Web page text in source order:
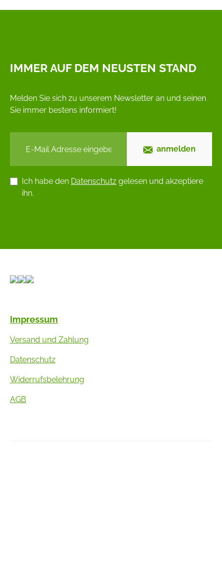
IMMER AUF DEM NEUSTEN STAND
Melden Sie sich zu unserem Newsletter an und seinen
Sie immer bestens informiert!
anmelden
Ich habe den Datenschutz gelesen und akzeptiere
ihn.
Impressum
Versand und Zahlung
Datenschutz
Widerrufsbelehrung
AGB